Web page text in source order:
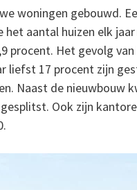
woningen gebouwd.
het aantal huizen elk
procent. Het gevolg
liefst 17 procent zijn
Naast de nieuwbouw
gesplitst. Ook zijn